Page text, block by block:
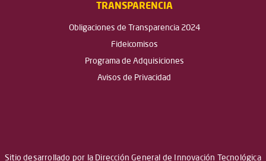
TRANSPARENCIA
Obligaciones de Transparencia 2024
Fideicomisos
Programa de Adquisiciones
Avisos de Privacidad
Sitio desarrollado por la Dirección General de Innovación Tecnológica